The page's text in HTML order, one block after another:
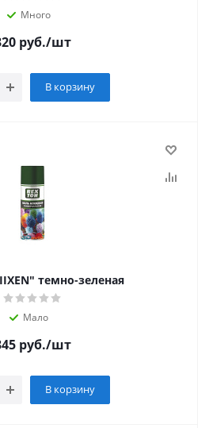
Много
руб./шт
В корзину
темно-зеленая
Мало
руб./шт
В корзину